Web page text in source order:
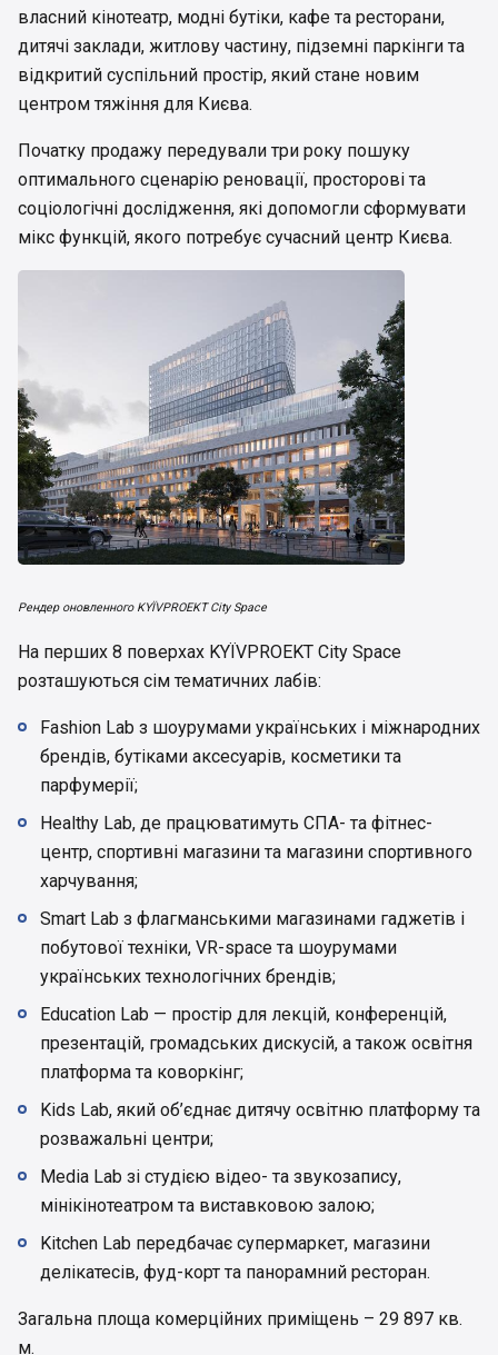
власний кінотеатр, модні бутіки, кафе та ресторани,
дитячі заклади, житлову частину, підземні паркінги та
відкритий суспільний простір, який стане новим
центром тяжіння для Києва.
Початку продажу передували три року пошуку
оптимального сценарію реновації, просторові та
соціологічні дослідження, які допомогли сформувати
мікс функцій, якого потребує сучасний центр Києва.
Рендер оновленного KYЇVPROEKT Citу Space
На перших 8 поверхах KYЇVPROEKT Citу Space
розташуються сім тематичних лабів:
Fashion Lab з шоурумами українських і міжнародних
брендів, бутіками аксесуарів, косметики та
парфумерії;
Healthy Lab, де працюватимуть СПА- та фітнес-
центр, спортивні магазини та магазини спортивного
харчування;
Smart Lab з флагманськими магазинами гаджетів і
побутової техніки, VR-space та шоурумами
українських технологічних брендів;
Education Lab — простір для лекцій, конференцій,
презентацій, громадських дискусій, а також освітня
платформа та коворкінг;
Kids Lab, який об’єднає дитячу освітню платформу та
розважальні центри;
Media Lab зі студією відео- та звукозапису,
мінікінотеатром та виставковою залою;
Kitchen Lab передбачає супермаркет, магазини
делікатесів, фуд-корт та панорамний ресторан.
Загальна площа комерційних приміщень – 29 897 кв.
м.